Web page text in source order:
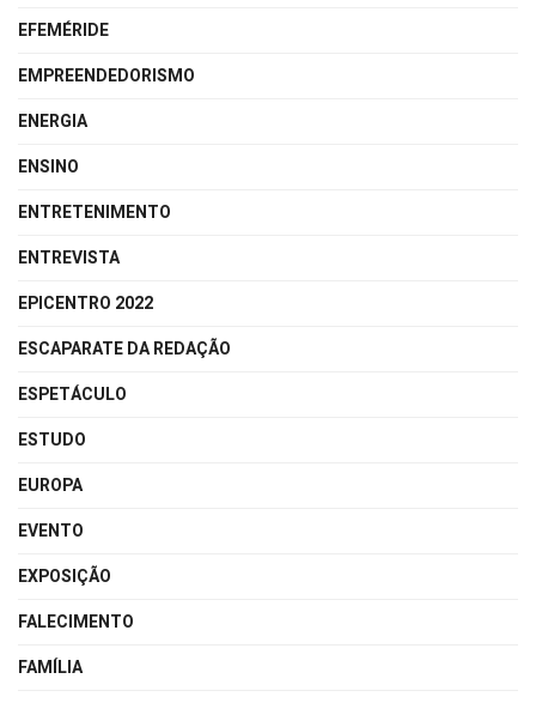
EFEMÉRIDE
EMPREENDEDORISMO
ENERGIA
ENSINO
ENTRETENIMENTO
ENTREVISTA
EPICENTRO 2022
ESCAPARATE DA REDAÇÃO
ESPETÁCULO
ESTUDO
EUROPA
EVENTO
EXPOSIÇÃO
FALECIMENTO
FAMÍLIA